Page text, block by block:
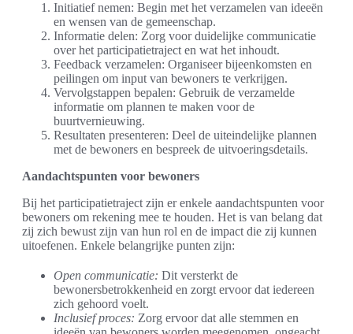
Initiatief nemen: Begin met het verzamelen van ideeën
en wensen van de gemeenschap.
Informatie delen: Zorg voor duidelijke communicatie
over het participatietraject en wat het inhoudt.
Feedback verzamelen: Organiseer bijeenkomsten en
peilingen om input van bewoners te verkrijgen.
Vervolgstappen bepalen: Gebruik de verzamelde
informatie om plannen te maken voor de
buurtvernieuwing.
Resultaten presenteren: Deel de uiteindelijke plannen
met de bewoners en bespreek de uitvoeringsdetails.
Aandachtspunten voor bewoners
Bij het participatietraject zijn er enkele aandachtspunten voor
bewoners om rekening mee te houden. Het is van belang dat
zij zich bewust zijn van hun rol en de impact die zij kunnen
uitoefenen. Enkele belangrijke punten zijn:
Open communicatie: Dit versterkt de
bewonersbetrokkenheid en zorgt ervoor dat iedereen
zich gehoord voelt.
Inclusief proces: Zorg ervoor dat alle stemmen en